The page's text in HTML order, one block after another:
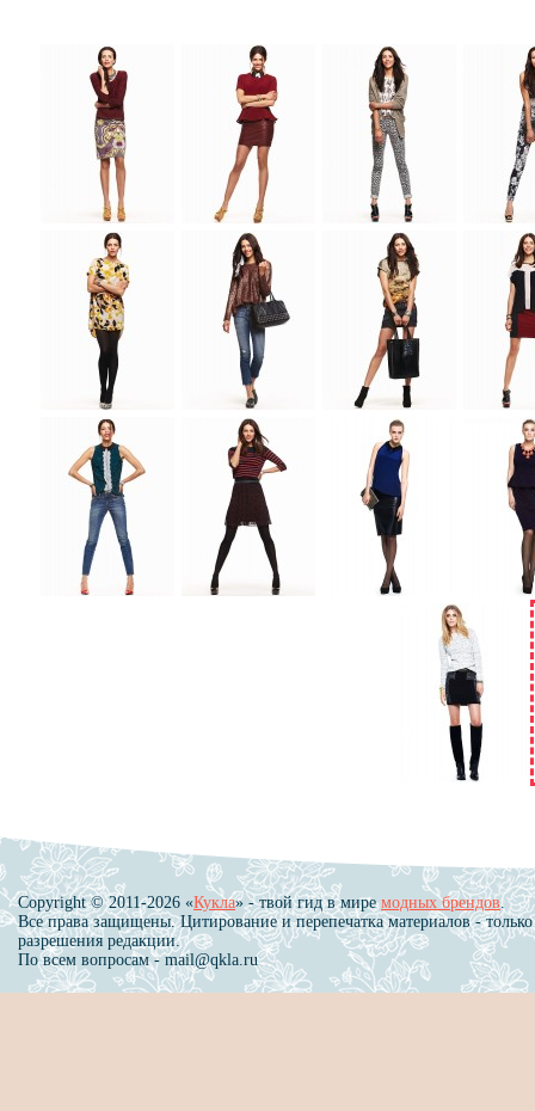
Copyright © 2011-2026 «Кукла» - твой гид в миремодных брендов.
Все права защищены. Цитирование и перепечатка материалов - только
разрешения редакции.
По всем вопросам - mail@qkla.ru